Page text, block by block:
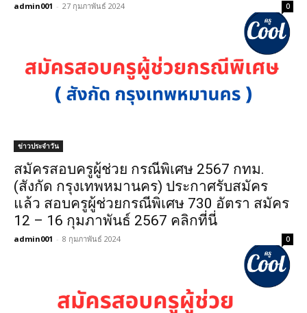
admin001 - 27 กุมภาพันธ์ 2024 0
ข่าวประจำวัน
สมัครสอบครูผู้ช่วย กรณีพิเศษ 2567 กทม.
(สังกัด กรุงเทพหมานคร) ประกาศรับสมัคร
แล้ว สอบครูผู้ช่วยกรณีพิเศษ 730 อัตรา สมัคร
12 – 16 กุมภาพันธ์ 2567 คลิกที่นี่
admin001 - 8 กุมภาพันธ์ 2024 0